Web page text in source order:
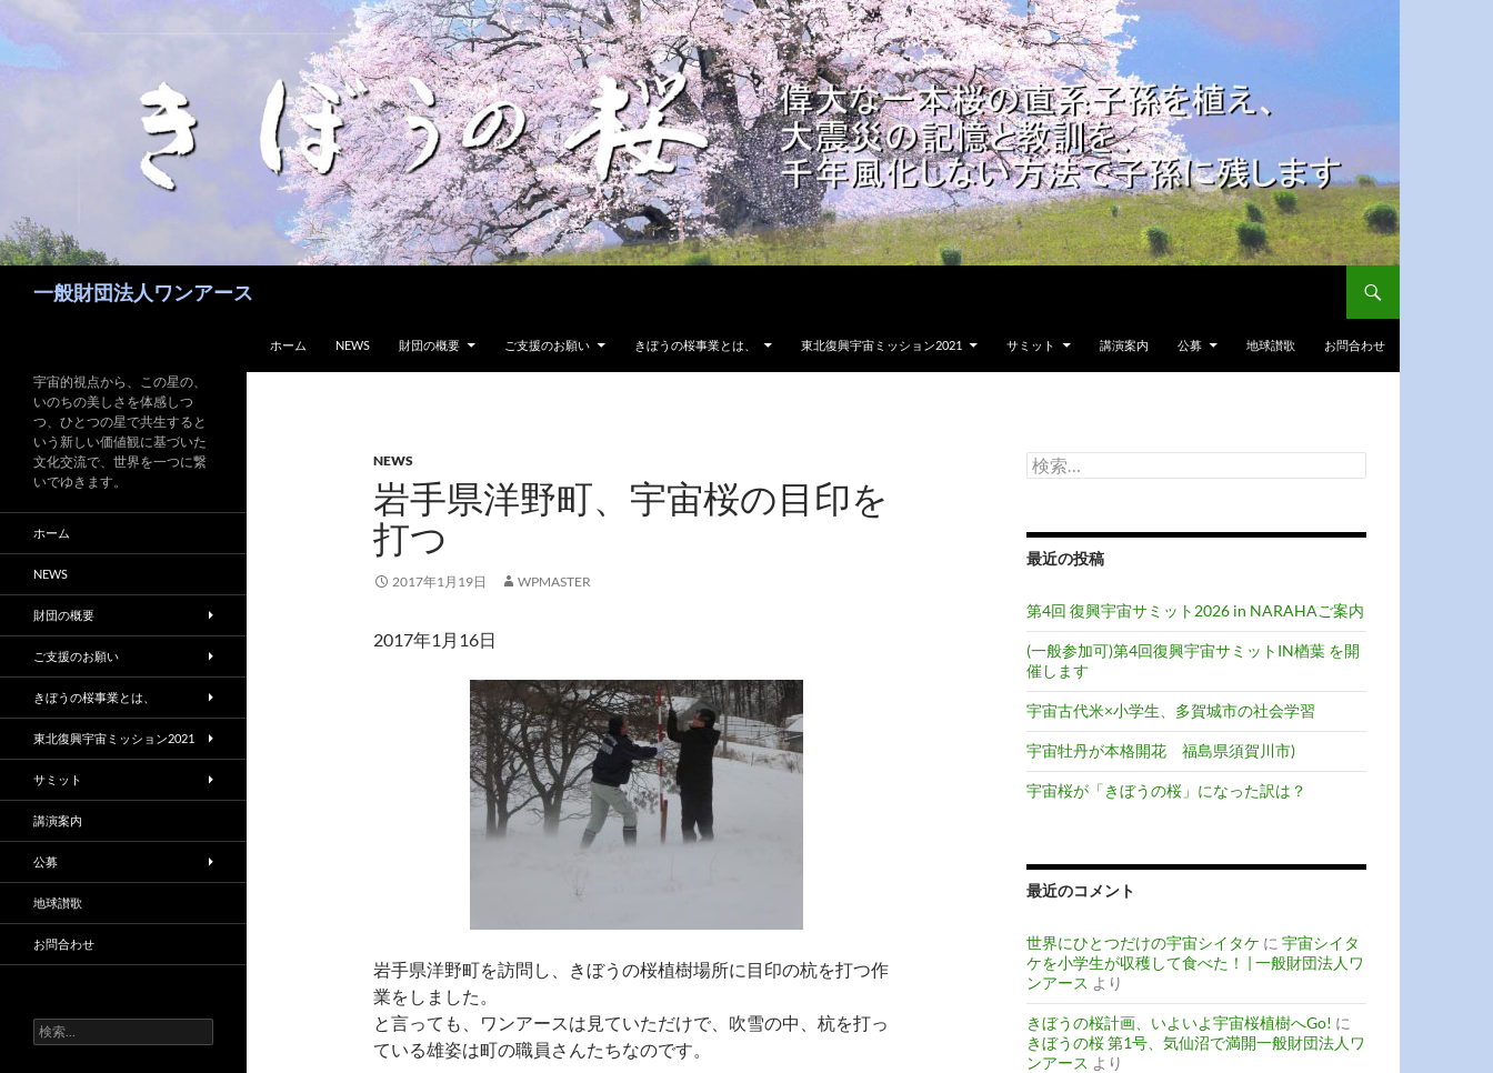
ン
テ
ッ
プ
一般財団法人ワンアース
ホーム NEWS 財団の概要 ご支援のお願い きぼうの桜事業とは、 東北復興宇宙ミッション2021 サミット 講演案内 公募 地球讃歌 お問合わせ
NEWS
岩手県洋野町、宇宙桜の目印を
打つ
2017年1月19日 WPMASTER
2017年1月16日
岩手県洋野町を訪問し、きぼうの桜植樹場所に目印の杭を打つ作
業をしました。
と言っても、ワンアースは見ていただけで、吹雪の中、杭を打っ
ている雄姿は町の職員さんたちなのです。
検
索:
最近の投稿
第4回 復興宇宙サミット2026 in NARAHAご案内
(一般参加可)第4回復興宇宙サミットIN楢葉 を開
催します
宇宙古代米×小学生、多賀城市の社会学習
宇宙牡丹が本格開花 福島県須賀川市)
宇宙桜が「きぼうの桜」になった訳は？
最近のコメント
世界にひとつだけの宇宙シイタケ に 宇宙シイタ
ケを小学生が収穫して食べた！ | 一般財団法人ワ
ンアース より
きぼうの桜計画、いよいよ宇宙桜植樹へGo! に
きぼうの桜 第1号、気仙沼で満開一般財団法人ワ
ンアース より
宇宙的視点から、この星の、
いのちの美しさを体感しつ
つ、ひとつの星で共生すると
いう新しい価値観に基づいた
文化交流で、世界を一つに繋
いでゆきます。
ホーム
NEWS
財団の概要
ご支援のお願い
きぼうの桜事業とは、
東北復興宇宙ミッション2021
サミット
講演案内
公募
地球讃歌
お問合わせ
検
索: